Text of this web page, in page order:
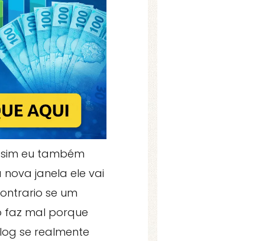
eu também
janela ele vai
se um
faz mal porque
se realmente